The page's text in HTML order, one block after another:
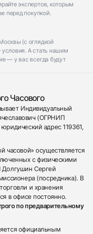
экспертов, которым
перед покупкой.
(с оглядкой
А стать нашим
— у вас всегда будут
Часового
Индивидуальный
(ОГРНИП
адрес 119361,
часовой» осуществляется
с физическими
Долгушин Сергей
(посредника). В
и хранения
в офисе постоянно.
по предварительному
официальным